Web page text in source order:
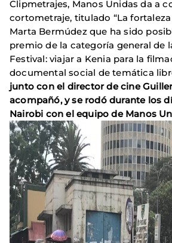
Clipmetrajes, Manos Unidas da a
cortometraje, titulado “La fortaleza
Marta Bermúdez que ha sido
premio de la categoría general de
Festival: viajar a Kenia para la
documental social de temática
junto con el director de cine
acompañó, y se rodó durante los
Nairobi con el equipo de Manos